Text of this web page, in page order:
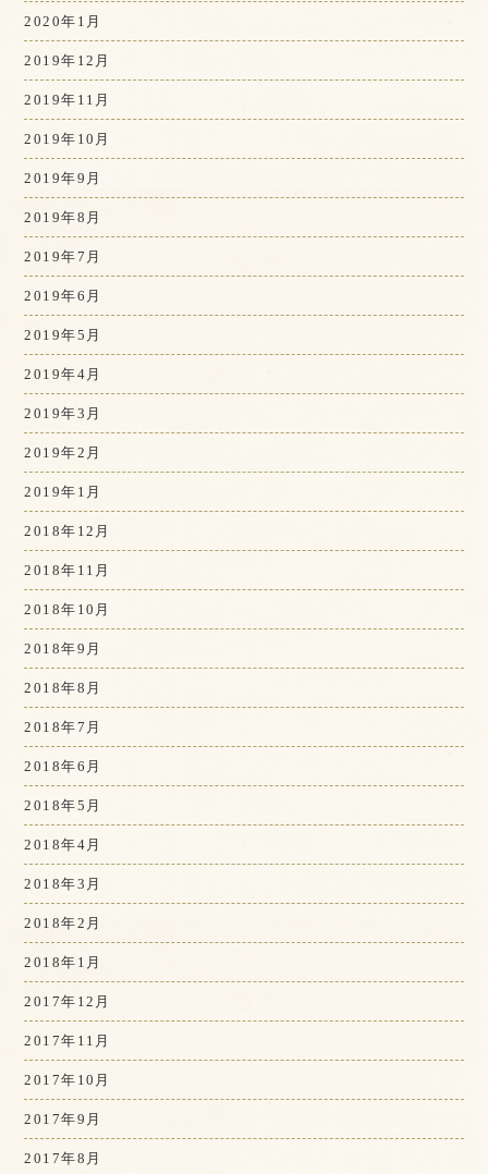
2020年1月
2019年12月
2019年11月
2019年10月
2019年9月
2019年8月
2019年7月
2019年6月
2019年5月
2019年4月
2019年3月
2019年2月
2019年1月
2018年12月
2018年11月
2018年10月
2018年9月
2018年8月
2018年7月
2018年6月
2018年5月
2018年4月
2018年3月
2018年2月
2018年1月
2017年12月
2017年11月
2017年10月
2017年9月
2017年8月